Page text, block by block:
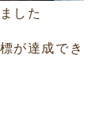
した
が達成でき